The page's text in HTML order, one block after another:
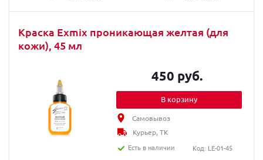
Краска Exmix проникающая желтая (для
кожи), 45 мл
450 руб.
В корзину
Самовывоз
Курьер, ТК
Есть в наличии
Код: LE-01-45